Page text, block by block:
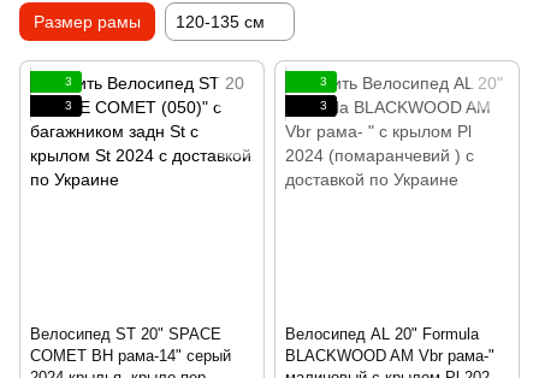
Размер рамы 120-135 см
3
3
Велосипед ST 20" SPACE
COMET BH рама-14" серый
3
3
Велосипед AL 20" Formula
BLACKWOOD AM Vbr рама-"